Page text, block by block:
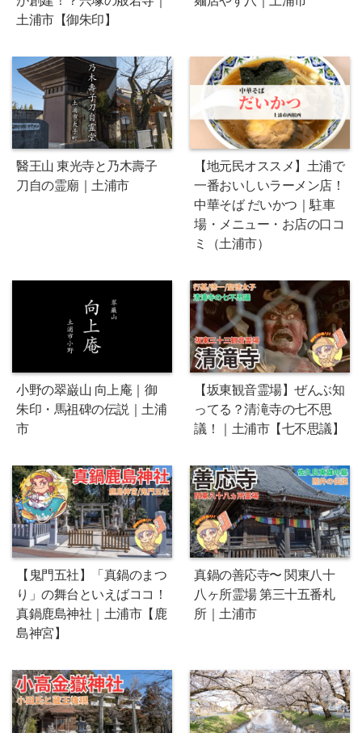
土浦市【御朱印】
醫王山 東光寺と乃木壽子
刀自の霊廟｜土浦市
【地元民オススメ】土浦で
一番おいしいラーメン店！
中華そば だいかつ｜駐車
場・メニュー・お店の口コ
ミ（土浦市）
小野の翠巌山 向上庵｜御
朱印・馬祖碑の伝説｜土浦
市
【坂東観音霊場】ぜんぶ知
ってる？清滝寺の七不思
議！｜土浦市【七不思議】
【鬼門五社】「真鍋のまつ
り」の舞台といえばココ！
真鍋鹿島神社｜土浦市【鹿
島神宮】
真鍋の善応寺〜 関東八十
八ヶ所霊場 第三十五番札
所｜土浦市